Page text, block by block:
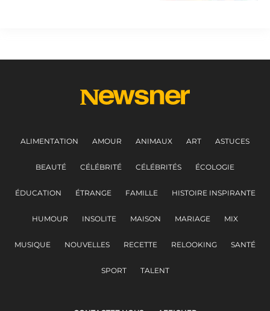
ALIMENTATION AMOUR ANIMAUX ART ASTUCES
BEAUTÉ CÉLÉBRITÉ CÉLÉBRITÉS ÉCOLOGIE
ÉDUCATION ÉTRANGE FAMILLE HISTOIRE INSPIRANTE
HUMOUR INSOLITE MAISON MARIAGE MIX
MUSIQUE NOUVELLES RECETTE RELOOKING SANTÉ
SPORT TALENT